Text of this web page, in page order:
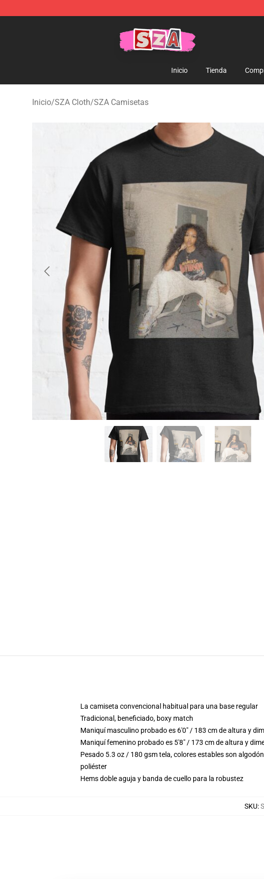
Inicio Tienda
Inicio/SZA Cloth/SZA Camisetas
La camiseta convencional habitual para una base regular
Tradicional, beneficiado, boxy match
Maniquí masculino probado es 6'0" / 183 cm de altura y
Maniquí femenino probado es 5'8" / 173 cm de altura y
Pesado 5.3 oz / 180 gsm tela, colores estables son
poliéster
Hems doble aguja y banda de cuello para la robustez
SKU: